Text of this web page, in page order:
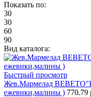
Показать по:
30
30
60
90
Вид каталога:
Быстрый просмотр
Жев.Мармелад
ежевики,малины ) 770.79